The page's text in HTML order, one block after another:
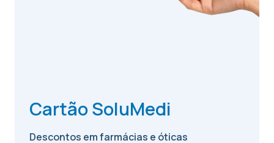
Cartão SoluMedi
Descontos em farmácias e óticas